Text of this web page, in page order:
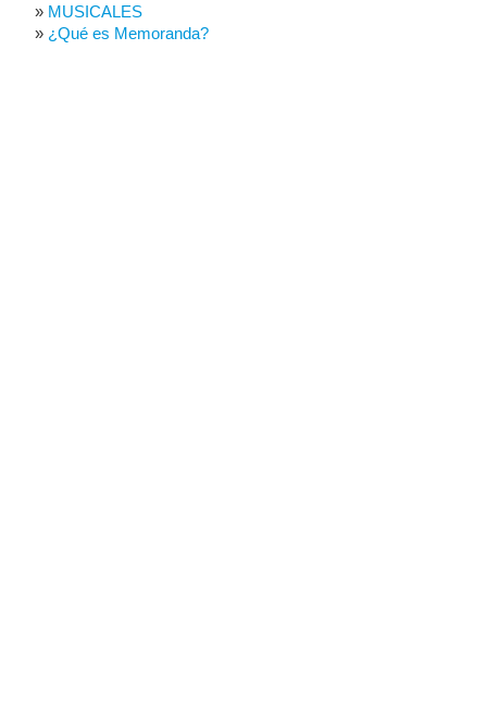
MUSICALES
¿Qué es Memoranda?